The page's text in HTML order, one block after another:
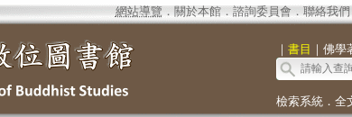
網站導覽 ． 關於本館． 諮詢委員會． 聯絡我們
｜ 書目 ｜ 佛學
檢索系統． 全